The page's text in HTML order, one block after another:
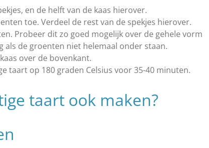
en de helft van de kaas hierover.
toe. Verdeel de rest van de spekjes hierover.
Probeer dit zo goed mogelijk over de gehele vorm
als de groenten niet helemaal onder staan.
over de bovenkant.
taart op 180 graden Celsius voor 35-40 minuten.
taart ook maken?